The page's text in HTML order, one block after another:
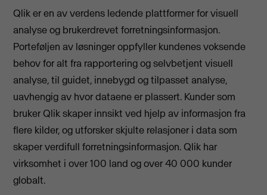
Qlik er en av verdens ledende plattformer for visuell
analyse og brukerdrevet forretningsinformasjon.
Porteføljen av løsninger oppfyller kundenes voksende
behov for alt fra rapportering og selvbetjent visuell
analyse, til guidet, innebygd og tilpasset analyse,
uavhengig av hvor dataene er plassert. Kunder som
bruker Qlik skaper innsikt ved hjelp av informasjon fra
flere kilder, og utforsker skjulte relasjoner i data som
skaper verdifull forretningsinformasjon. Qlik har
virksomhet i over 100 land og over 40 000 kunder
globalt.